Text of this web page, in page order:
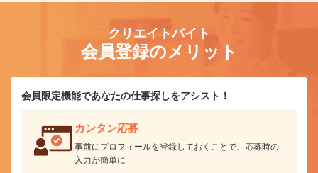
クリエイトバイト
会員登録のメリット
会員限定機能であなたの仕事探しをアシスト！
カンタン応募
事前にプロフィールを登録しておくことで、応募時の
入力が簡単に